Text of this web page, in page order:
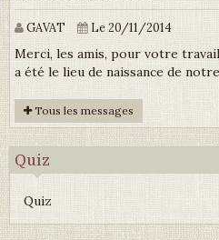
GAVAT Le 20/11/2014
Merci, les amis, pour votre
a été le lieu de naissance de
Tous les messages
Quiz
Quiz